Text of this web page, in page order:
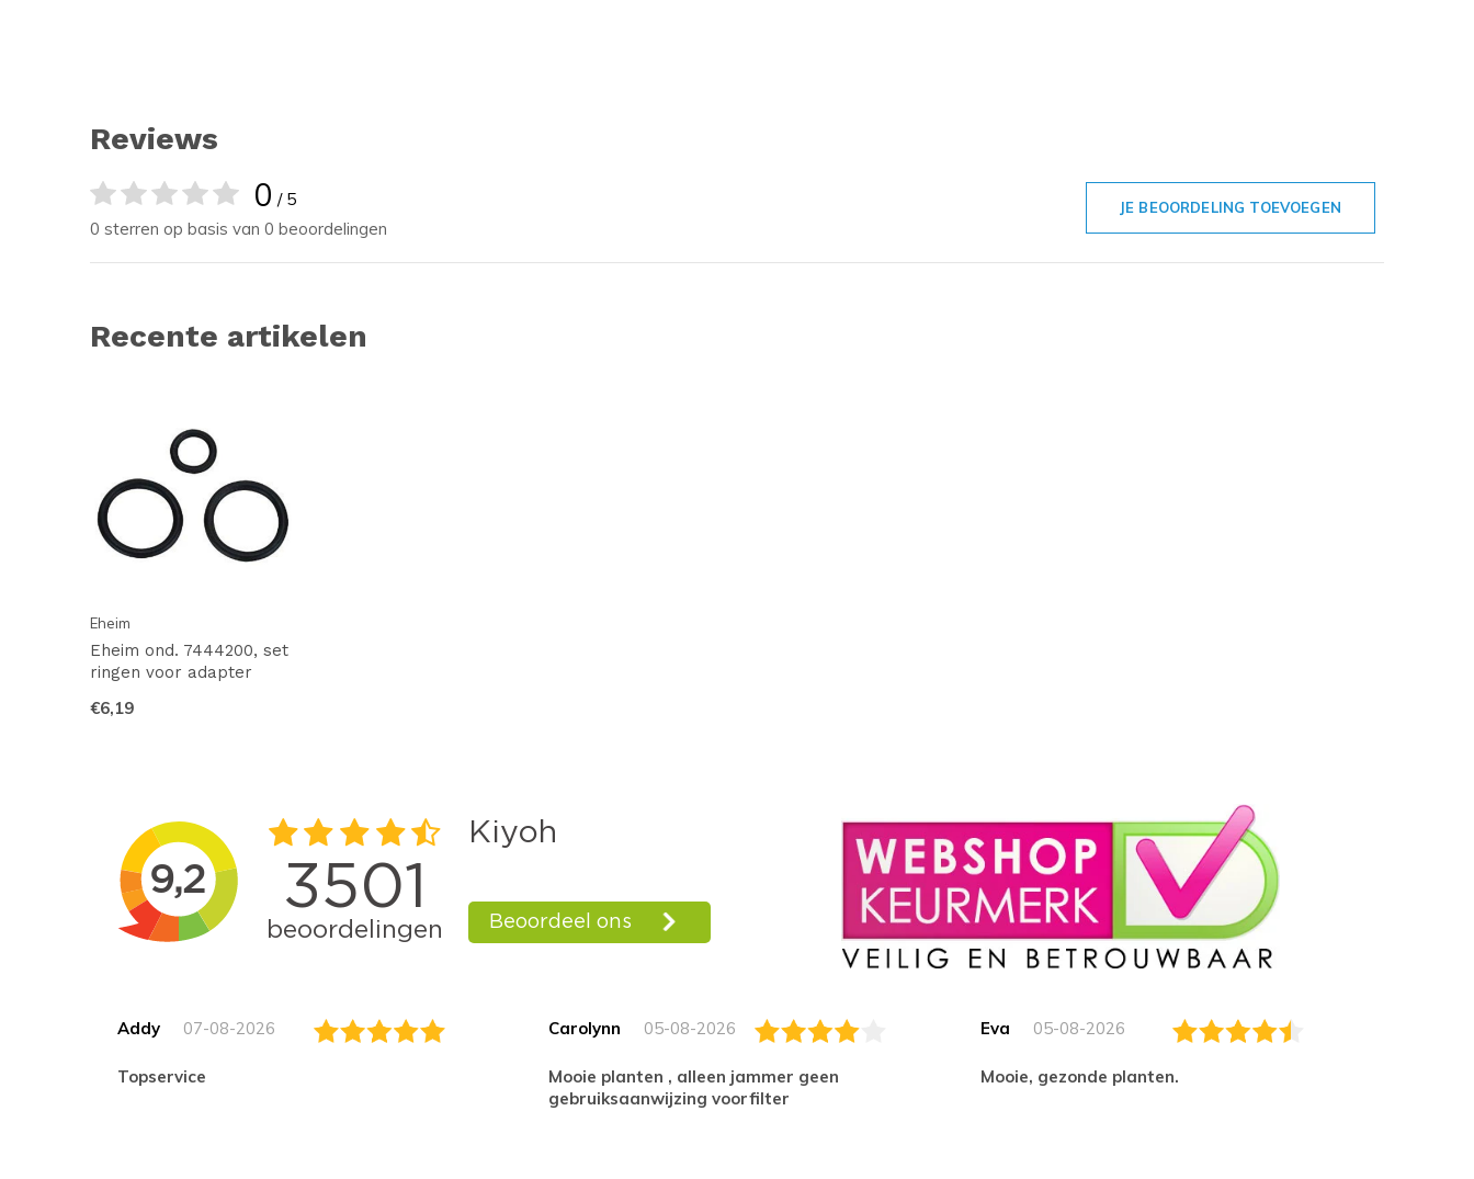
Reviews
0 / 5
0 sterren op basis van 0 beoordelingen
JE BEOORDELING TOEVOEGEN
Recente artikelen
Eheim
Eheim ond. 7444200, set
ringen voor adapter
€6,19
Addy 07-08-2026
topservice
Carolynn 05-08-2026
Mooie planten , alleen jammer geen
gebruiksaanwijzing voorfilter
Eva 05-08-2026
Mooie, gezonde planten.